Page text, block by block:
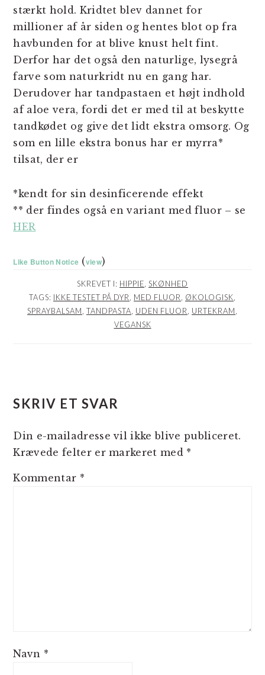
stærkt hold. Kridtet blev dannet for
millioner af år siden og hentes blot op fra
havbunden for at blive knust helt fint.
Derfor har det også den naturlige, lysegrå
farve som naturkridt nu en gang har.
Derudover har tandpastaen et højt indhold
af aloe vera, fordi det er med til at beskytte
tandkødet og give det lidt ekstra omsorg. Og
som en lille ekstra bonus har er myrra*
tilsat, der er
*kendt for sin desinficerende effekt
** der findes også en variant med fluor – se
HER
Like Button Notice (view)
SKREVET I: HIPPIE SKØNHED
TAGS: IKKE TESTET PÅ DYR MED FLUOR ØKOLOGISK
SPRAYBALSAM TANDPASTA UDEN FLUOR URTEKRAM
VEGANSK
SKRIV ET SVAR
Din e-mailadresse vil ikke blive publiceret.
Krævede felter er markeret med *
Kommentar *
Navn *